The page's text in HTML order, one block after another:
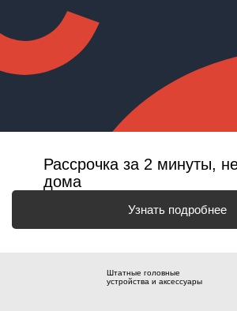
Рассрочка за 2 минуты,
дома
Узнать подробнее
Штатные головные
устройства и аксессуары